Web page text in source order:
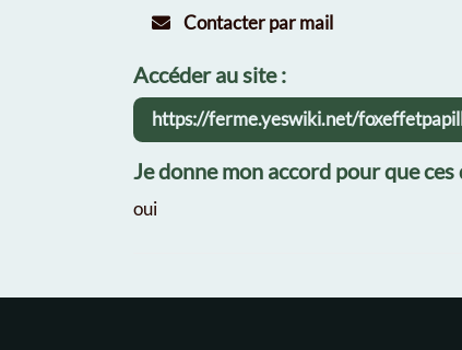
Contacter par mail
Accéder au site :
https://ferme.yeswiki.net/
Je donne mon accord pour que
oui